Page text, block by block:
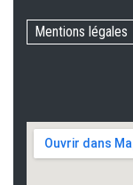
Mentions légales